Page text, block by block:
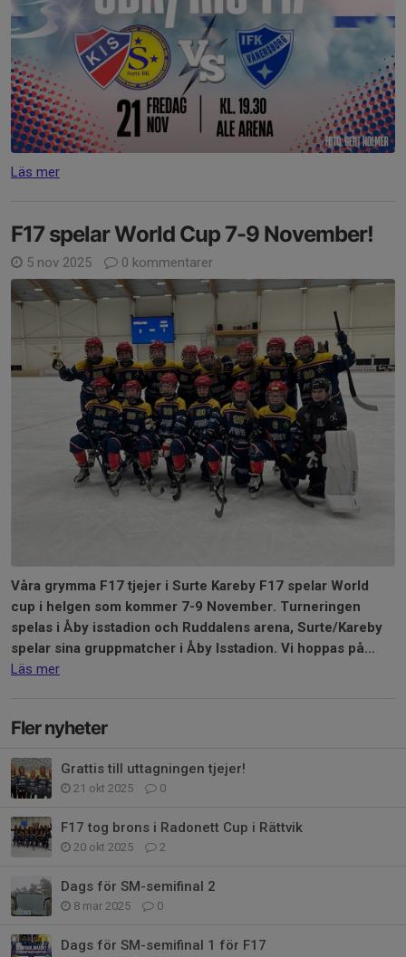
Läs mer
F17 spelar World Cup 7-9 November!
5 nov 2025 0 kommentarer
Våra grymma F17 tjejer i Surte Kareby F17 spelar World
cup i helgen som kommer 7-9 November. Turneringen
spelas i Åby isstadion och Ruddalens arena, Surte/Kareby
spelar sina gruppmatcher i Åby Isstadion. Vi hoppas på...
Läs mer
Fler nyheter
Grattis till uttagningen tjejer!
21 okt 2025 0
F17 tog brons i Radonett Cup i Rättvik
20 okt 2025 2
Dags för SM-semifinal 2
8 mar 2025 0
Dags för SM-semifinal 1 för F17